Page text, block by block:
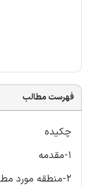
فهرست مطالب
چکیده
1-مقدمه
2-منطقه مورد مطالعه